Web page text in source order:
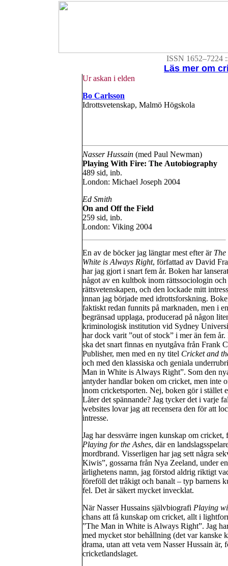
ISSN 1652–7224
Läs mer om
Ur askan i elden
Bo Carlsson
Idrottsvetenskap, Malmö Högskola
Nasser Hussain (med Paul Newman)
Playing With Fire: The Autobiography
489 sid, inb.
London: Michael Joseph 2004
Ed Smith
On and Off the Field
259 sid, inb.
London: Viking 2004
En av de böcker jag längtar mest efter är
White is Always Right, författad av David
har jag gjort i snart fem år. Boken har
något av en kultbok inom rättssociologin och
rättsvetenskapen, och den lockade mitt
innan jag började med idrottsforskning.
faktiskt redan funnits på marknaden, men i
begränsad upplaga, producerad på någon
kriminologisk institution vid Sydney
har dock varit ”out of stock” i mer än fem
ska det snart finnas en nyutgåva från Frank
Publisher, men med en ny titel Cricket and
och med den klassiska och geniala
Man in White is Always Right”. Som den
antyder handlar boken om cricket, men inte
inom cricketsporten. Nej, boken gör i stället
Låter det spännande? Jag tycker det i varje
websites lovar jag att recensera den för att
intresse.
Jag har dessvärre ingen kunskap om
Playing for the Ashes, där en
mordbrand. Visserligen har jag sett några
Kiwis”, gossarna från Nya Zeeland, under
ärlighetens namn, jag förstod aldrig riktigt
föreföll det tråkigt och banalt – typ barnens
fel. Det är säkert mycket invecklat.
När Nasser Hussains självbiografi Playing
chans att få kunskap om cricket, allt i
”The Man in White is Always Right”. Jag
med mycket stor behållning (det var kanske
drama, utan att veta vem Nasser Hussain
cricketlandslaget.